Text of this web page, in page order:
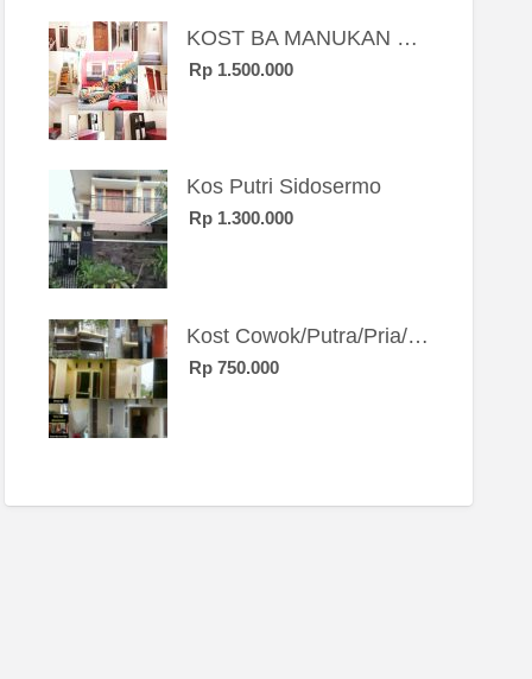
KOST BA MANUKAN SBY BRT
Rp 1.500.000
Kos Putri Sidosermo
Rp 1.300.000
Kost Cowok/Putra/Pria/Mahasiswa/Karyawan SIngle eksklusif bangunan baru
Rp 750.000